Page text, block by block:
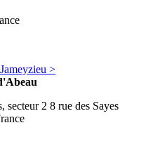
>
secteur 2 8 rue des Sayes